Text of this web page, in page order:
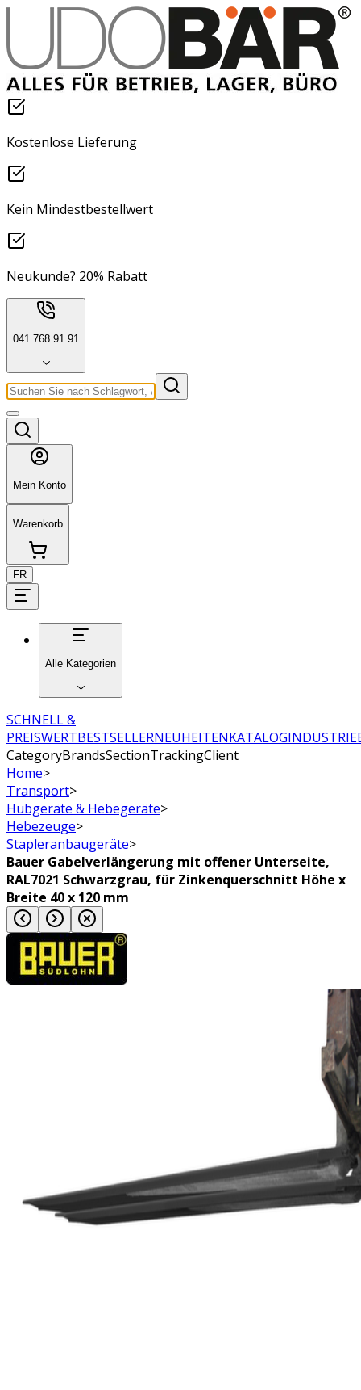
Kostenlose Lieferung
Kein Mindestbestellwert
Neukunde? 20% Rabatt
041 768 91 91
Mein Konto
Warenkorb
FR
Alle Kategorien
SCHNELL &
PREISWERTBESTSELLERNEUHEITENKATALOG
CategoryBrandsSectionTrackingClient
Home>
Transport>
Hubgeräte & Hebegeräte>
Hebezeuge>
Stapleranbaugeräte>
Bauer Gabelverlängerung mit offener Unterseite,
RAL7021 Schwarzgrau, für Zinkenquerschnitt Höhe x
Breite 40 x 120 mm